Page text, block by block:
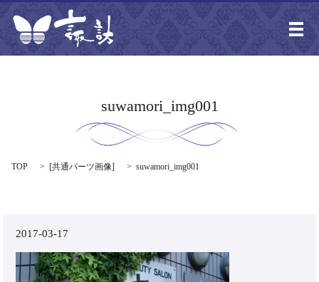
メ
suwamori_img001
TOP [共通パーツ画像] suwamori_img001
2017-03-17